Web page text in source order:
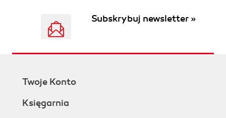
Subskrybuj newsletter »
Twoje Konto
Księgarnia